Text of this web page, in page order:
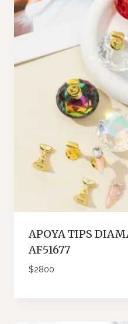
APOYA TIPS
AF51677
$2800